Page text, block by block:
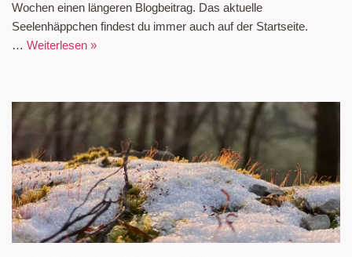
Wochen einen längeren Blogbeitrag. Das aktuelle
Seelenhäppchen findest du immer auch auf der Startseite.
… Weiterlesen »